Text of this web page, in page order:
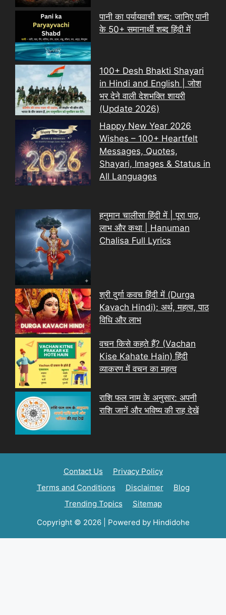
पानी का पर्यायवाची शब्द: जानिए पानी
के 50+ समानार्थी शब्द हिंदी में
100+ Desh Bhakti Shayari
in Hindi and English | जोश
भर देने वाली देशभक्ति शायरी
(Update 2026)
Happy New Year 2026
Wishes – 100+ Heartfelt
Messages, Quotes,
Shayari, Images & Status in
All Languages
हनुमान चालीसा हिंदी में | पूरा पाठ,
लाभ और कथा | Hanuman
Chalisa Full Lyrics
श्री दुर्गा कवच हिंदी में (Durga
Kavach Hindi): अर्थ, महत्व, पाठ
विधि और लाभ
वचन किसे कहते हैं? (Vachan
Kise Kahate Hain) हिंदी
व्याकरण में वचन का महत्व
राशि फल नाम के अनुसार: अपनी
राशि जानें और भविष्य की राह देखें
Contact Us
Privacy Policy
Terms and Conditions
Disclaimer
Blog
Trending Topics
Sitemap
Copyright © 2026 | Powered by Hindidohe